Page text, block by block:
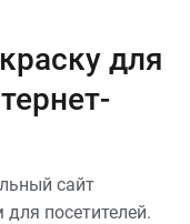
для
сайт
посетителей.